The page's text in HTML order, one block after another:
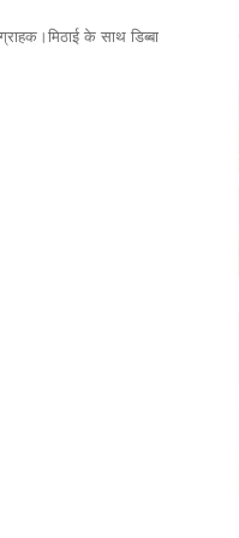
के साथ डिब्बा